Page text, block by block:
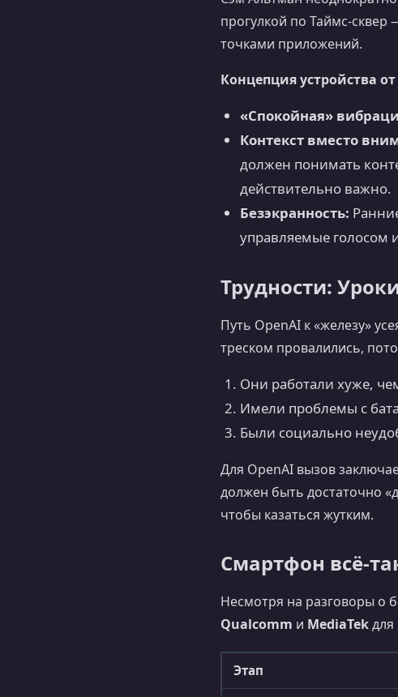
прогулкой по Таймс-
точками приложений.
Концепция устройства
«Спокойная»
Контекст вместо
должен понимать
действительно важно.
Безэкранность:
управляемые голосом
Трудности:
Путь OpenAI к «железу»
треском провалились,
Они работали хуже,
Имели проблемы с
Были социально
Для OpenAI вызов
должен быть достаточно
чтобы казаться жутким.
Смартфон всё-
Несмотря на разговоры о
Qualcomm и MediaTek
Этап